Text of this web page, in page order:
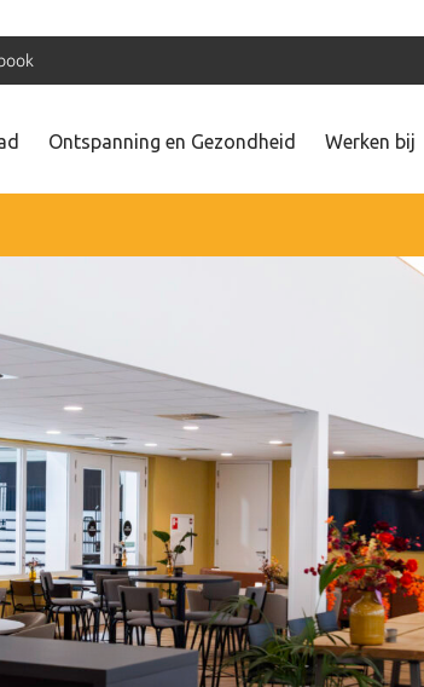
Ontspanning en Gezondheid Werken bij